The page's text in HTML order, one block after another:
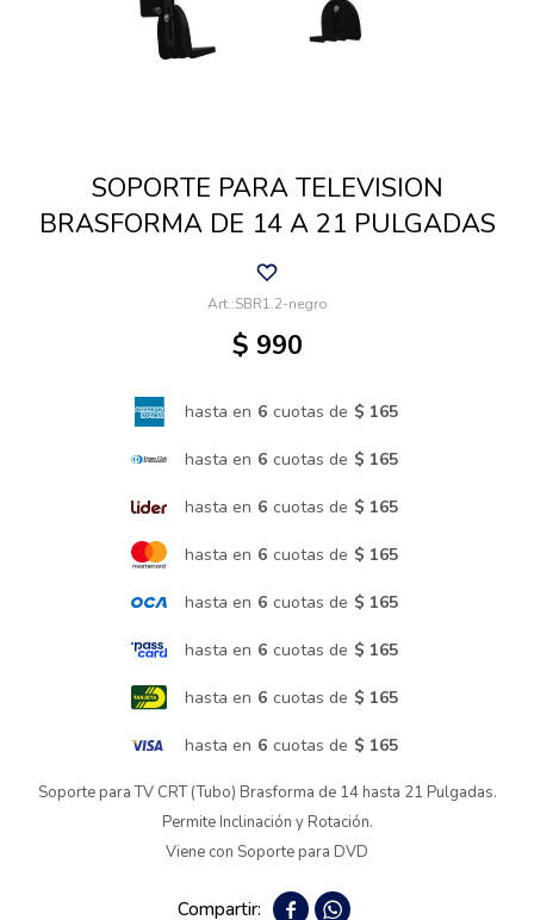
SOPORTE PARA TELEVISION
BRASFORMA DE 14 A 21 PULGADAS
SBR1.2-negro
$ 990
hasta en 6 cuotas de $ 165
hasta en 6 cuotas de $ 165
hasta en 6 cuotas de $ 165
hasta en 6 cuotas de $ 165
hasta en 6 cuotas de $ 165
hasta en 6 cuotas de $ 165
hasta en 6 cuotas de $ 165
hasta en 6 cuotas de $ 165
Soporte para TV CRT (Tubo) Brasforma de 14 hasta 21 Pulgadas.
Permite Inclinación y Rotación.
Viene con Soporte para DVD
 
TV, Audio y Video
Aire libre y Jardín
Muebles de exterior
Lavado y secado
Bicicletas y más